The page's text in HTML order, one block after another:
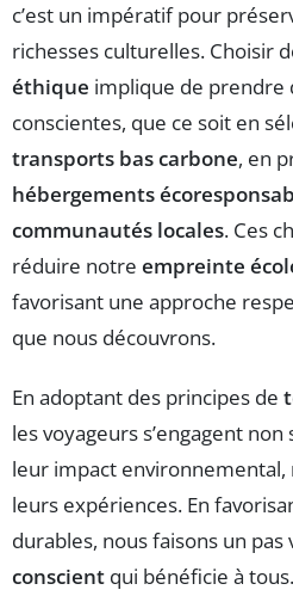
c’est un impératif pour
richesses culturelles. Choisir
éthique implique de prendre
conscientes, que ce soit en
transports bas carbone, en
hébergements
communautés locales. Ces
réduire notre empreinte
favorisant une approche
que nous découvrons.
En adoptant des principes de
les voyageurs s’engagent
leur impact environnemental,
leurs expériences. En
durables, nous faisons un pas
conscient qui bénéficie à